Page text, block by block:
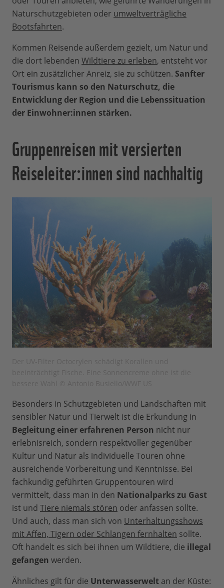
Naturschutzgebieten oder umweltverträgliche
Bootsfahrten.
Kommen Reisende außerdem gezielt, um Natur und
die dort lebenden Wildtiere zu erleben, entsteht vor
Ort ein zusätzlicher Anreiz, sie zu schützen. Sanfter
Tourismus kann so den Naturschutz, die
Entwicklung der Region und die Lebenssituation
der Einwohner:innen stärken.
Gruppenreisen mit versierten
Reiseleiter:innen sind nachhaltig
Besonders in Schutzgebieten und Landschaften mit
sensibler Natur und Tierwelt ist die Erkundung in
Begleitung einer erfahrenen Person nicht nur
erlebnisreich, sondern respektvoller gegenüber
Kultur und Natur als individuelle Touren ohne
ausreichende Vorbereitung und Kenntnisse. Bei
fachkundig geführten Gruppentouren wird
vermittelt, dass man in den Nationalparks zu Gast
ist und Tiere niemals stören oder anfassen sollte.
Und auch, dass man sich von Unterhaltungsshows
mit Affen, Tigern oder Schlangen fernhalten sollte.
Oft handelt es sich bei ihnen um Wildtiere, die illegal
gefangen werden.
Ähnliches gilt für die Unterwasserwelt an der Küste: